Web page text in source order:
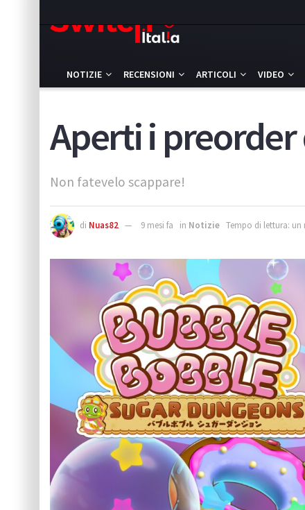
NOTIZIE RECENSIONI ARTICOLI VIDEO
Aperti i preorder
Non fatevelo scappare!
di Nuas82 9 mesi fa in Notizie Tempo di lettura: un